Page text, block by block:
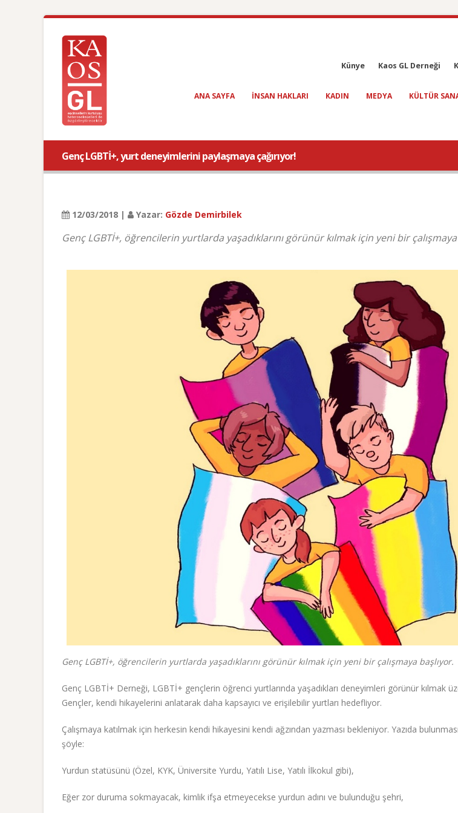
Künye Kaos GL Derneği
ANA SAYFA INSAN HAKLARI KADIN MEDYA KÜLTÜR
Genç LGBTİ+, yurt deneyimlerini paylaşmaya çağırıyor!
12/03/2018 | Yazar: Gözde Demirbilek
Genç LGBTİ+, öğrencilerin yurtlarda yaşadıklarını görünür kılmak için yeni bir
Genç LGBTİ+, öğrencilerin yurtlarda yaşadıklarını görünür kılmak için yeni bir çalışmaya başlıyor.
Genç LGBTİ+ Derneği, LGBTİ+ gençlerin öğrenci yurtlarında yaşadıkları deneyimleri görünür kılmak
Gençler, kendi hikayelerini anlatarak daha kapsayıcı ve erişilebilir yurtları hedefliyor.
Çalışmaya katılmak için herkesin kendi hikayesini kendi ağzından yazması bekleniyor. Yazıda
şöyle:
Yurdun statüsünü (Özel, KYK, Üniversite Yurdu, Yatılı Lise, Yatılı İlkokul gibi),
Eğer zor duruma sokmayacak, kimlik ifşa etmeyecekse yurdun adını ve bulunduğu şehri,